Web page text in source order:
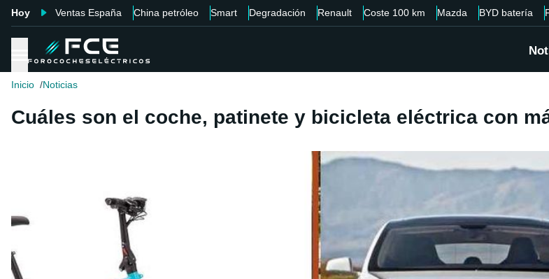
Hoy Ventas España China petróleo Smart Degradación Renault Coste 100 km Mazda BYD batería
Inicio Noticias
Cuáles son el coche, patinete y bicicleta eléctrica con